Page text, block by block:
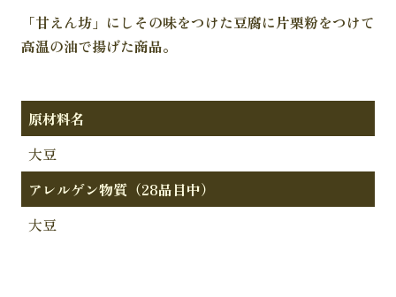
「甘えん坊」にしその味をつけた豆腐に片栗粉をつけて
高温の油で揚げた商品。
原材料名
大豆
アレルゲン物質（28品目中）
大豆